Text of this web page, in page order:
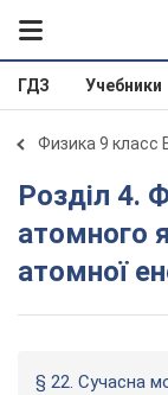
ГДЗ Учебники
Физика 9 класс
Розділ 4. Фізика атома та
атомного
атомної
§ 22. Сучасна